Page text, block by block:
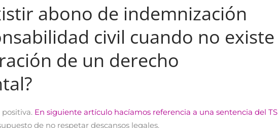
abono de indemnización
civil cuando no existe
de un derecho
En siguiente artículo hacíamos referencia a una sentencia del TS
de no respetar descansos legales.